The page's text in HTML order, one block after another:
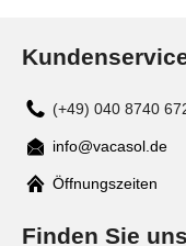
(+49) 040 8740
Mail
info@vacasol.de
Öffnungszeiten
Finden Sie uns